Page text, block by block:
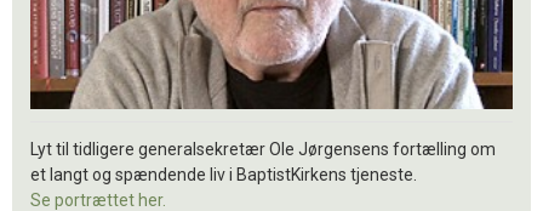
Lyt til tidligere generalsekretær Ole Jørgensens fortælling om
et langt og spændende liv i BaptistKirkens tjeneste.
Se portrættet her.